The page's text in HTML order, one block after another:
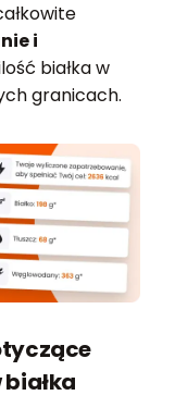
i
białka w
granicach.